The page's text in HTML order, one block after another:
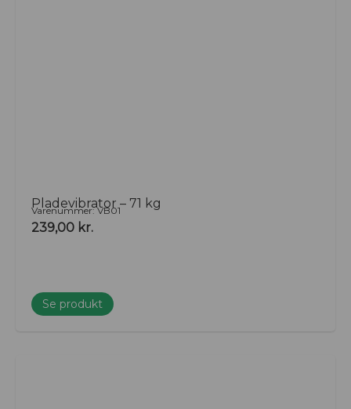
Pladevibrator – 71 kg
Varenummer: VB01
239,00 kr.
Se produkt